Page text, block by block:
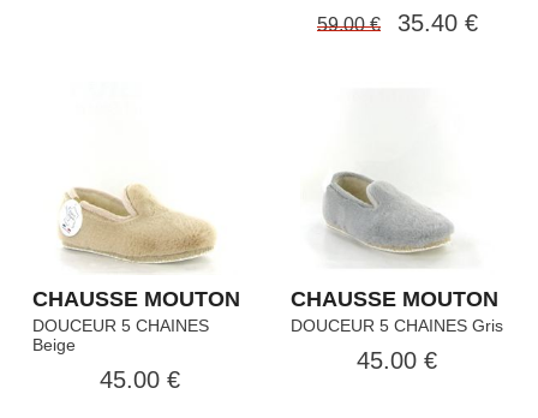
59.00 € 35.40 €
CHAUSSE MOUTON
DOUCEUR 5 CHAINES
Beige
45.00 €
CHAUSSE MOUTON
DOUCEUR 5 CHAINES Gris
45.00 €